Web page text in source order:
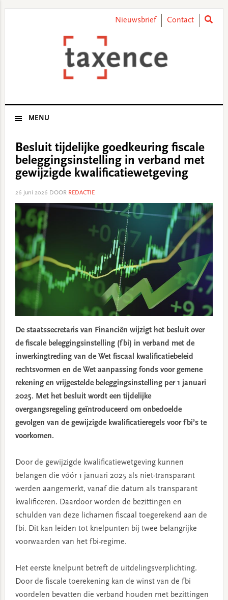
Nieuwsbrief Contact
MENU
Besluit tijdelijke goedkeuring fiscale
beleggingsinstelling in verband met
gewijzigde kwalificatiewetgeving
26 juni 2026 DOOR REDACTIE
De staatssecretaris van Financiën wijzigt het besluit over
de fiscale beleggingsinstelling (fbi) in verband met de
inwerkingtreding van de Wet fiscaal kwalificatiebeleid
rechtsvormen en de Wet aanpassing fonds voor gemene
rekening en vrijgestelde beleggingsinstelling per 1 januari
2025. Met het besluit wordt een tijdelijke
overgangsregeling geïntroduceerd om onbedoelde
gevolgen van de gewijzigde kwalificatieregels voor fbi’s te
voorkomen.
Door de gewijzigde kwalificatiewetgeving kunnen
belangen die vóór 1 januari 2025 als niet-transparant
werden aangemerkt, vanaf die datum als transparant
kwalificeren. Daardoor worden de bezittingen en
schulden van deze lichamen fiscaal toegerekend aan de
fbi. Dit kan leiden tot knelpunten bij twee belangrijke
voorwaarden van het fbi-regime.
Het eerste knelpunt betreft de uitdelingsverplichting.
Door de fiscale toerekening kan de winst van de fbi
voordelen bevatten die verband houden met bezittingen